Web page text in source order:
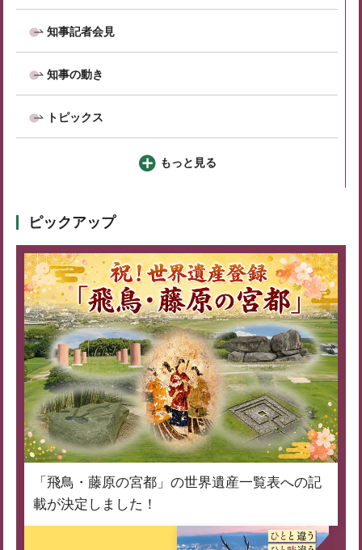
知事記者会見
知事の動き
トピックス
もっと見る
ピックアップ
「飛鳥・藤原の宮都」の世界遺産一覧表への記
載が決定しました！